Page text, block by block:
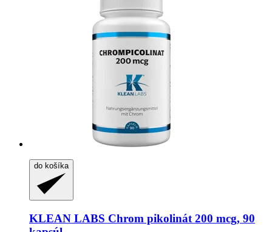
do košíka
KLEAN LABS Chrom pikolinát 200 mcg, 90